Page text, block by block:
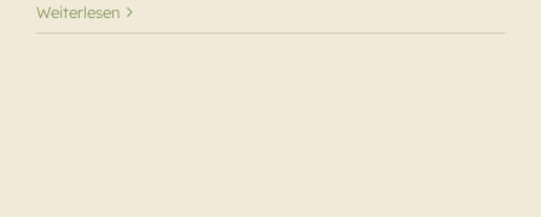
macht
Weiterlesen